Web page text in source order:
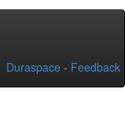
Duraspace - Feedback